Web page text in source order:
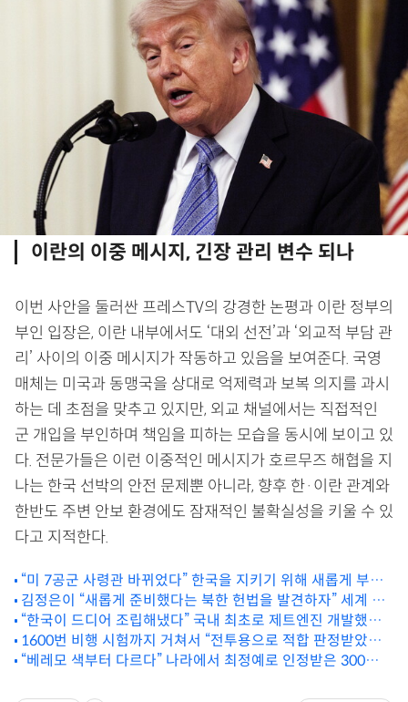
이란의 이중 메시지, 긴장 관리 변수 되나
이번 사안을 둘러싼 프레스TV의 강경한 논평과 이란 정부의
부인 입장은, 이란 내부에서도 ‘대외 선전’과 ‘외교적 부담 관
리’ 사이의 이중 메시지가 작동하고 있음을 보여준다. 국영
매체는 미국과 동맹국을 상대로 억제력과 보복 의지를 과시
하는 데 초점을 맞추고 있지만, 외교 채널에서는 직접적인
군 개입을 부인하며 책임을 피하는 모습을 동시에 보이고 있
다. 전문가들은 이런 이중적인 메시지가 호르무즈 해협을 지
나는 한국 선박의 안전 문제뿐 아니라, 향후 한·이란 관계와
한반도 주변 안보 환경에도 잠재적인 불확실성을 키울 수 있
다고 지적한다.
“미 7공군 사령관 바뀌었다” 한국을 지키기 위해 새롭게 부임
한 부사령관 정체
김정은이 “새롭게 준비했다는 북한 헌법을 발견하자” 세계 군
사 전문가들 발칵
“한국이 드디어 조립해냈다” 국내 최초로 제트엔진 개발했다
는 ‘이 기술’
1600번 비행 시험까지 거쳐서 “전투용으로 적합 판정받았다
는” 이 전투기
“베레모 색부터 다르다” 나라에서 최정예로 인정받은 300명만